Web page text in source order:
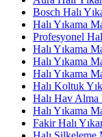
Bosch Halı
Halı Yıkama
Profesyonel
Halı Yıkama
Halı Yıkama
Halı Yıkama
Halı Koltuk
Halı Hav Alma
Halı Yıkama
Fakir Halı